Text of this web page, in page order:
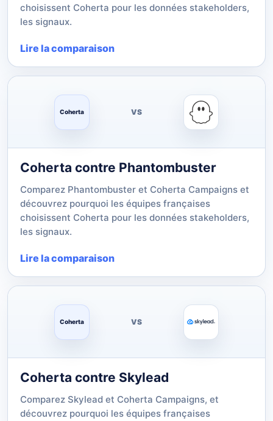
choisissent Coherta pour les données stakeholders,
les signaux.
Lire la comparaison
Coherta VS
Coherta contre Phantombuster
Comparez Phantombuster et Coherta Campaigns et
découvrez pourquoi les équipes françaises
choisissent Coherta pour les données stakeholders,
les signaux.
Lire la comparaison
Coherta VS
Coherta contre Skylead
Comparez Skylead et Coherta Campaigns, et
découvrez pourquoi les équipes françaises